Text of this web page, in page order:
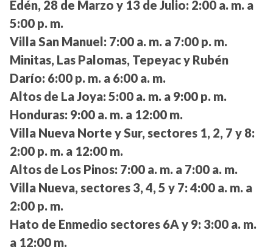
Edén, 28 de Marzo y 13 de Julio: 2:00 a. m. a
5:00 p. m.
Villa San Manuel: 7:00 a. m. a 7:00 p. m.
Minitas, Las Palomas, Tepeyac y Rubén
Darío: 6:00 p. m. a 6:00 a. m.
Altos de La Joya: 5:00 a. m. a 9:00 p. m.
Honduras: 9:00 a. m. a 12:00 m.
Villa Nueva Norte y Sur, sectores 1, 2, 7 y 8:
2:00 p. m. a 12:00 m.
Altos de Los Pinos: 7:00 a. m. a 7:00 a. m.
Villa Nueva, sectores 3, 4, 5 y 7: 4:00 a. m. a
2:00 p. m.
Hato de Enmedio sectores 6A y 9: 3:00 a. m.
a 12:00 m.